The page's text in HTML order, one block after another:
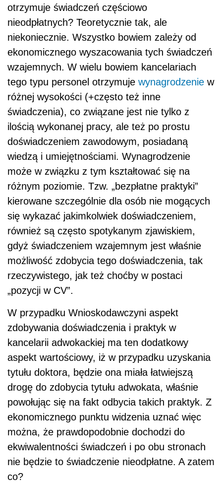
otrzymuje świadczeń częściowo
nieodpłatnych? Teoretycznie tak, ale
niekoniecznie. Wszystko bowiem zależy od
ekonomicznego wyszacowania tych świadczeń
wzajemnych. W wielu bowiem kancelariach
tego typu personel otrzymuje wynagrodzenie w
różnej wysokości (+często też inne
świadczenia), co związane jest nie tylko z
ilością wykonanej pracy, ale też po prostu
doświadczeniem zawodowym, posiadaną
wiedzą i umiejętnościami. Wynagrodzenie
może w związku z tym kształtować się na
różnym poziomie. Tzw. „bezpłatne praktyki”
kierowane szczególnie dla osób nie mogących
się wykazać jakimkolwiek doświadczeniem,
również są często spotykanym zjawiskiem,
gdyż świadczeniem wzajemnym jest właśnie
możliwość zdobycia tego doświadczenia, tak
rzeczywistego, jak też choćby w postaci
„pozycji w CV”.
W przypadku Wnioskodawczyni aspekt
zdobywania doświadczenia i praktyk w
kancelarii adwokackiej ma ten dodatkowy
aspekt wartościowy, iż w przypadku uzyskania
tytułu doktora, będzie ona miała łatwiejszą
drogę do zdobycia tytułu adwokata, właśnie
powołując się na fakt odbycia takich praktyk. Z
ekonomicznego punktu widzenia uznać więc
można, że prawdopodobnie dochodzi do
ekwiwalentności świadczeń i po obu stronach
nie będzie to świadczenie nieodpłatne. A zatem
co?